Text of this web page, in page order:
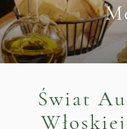
Świat